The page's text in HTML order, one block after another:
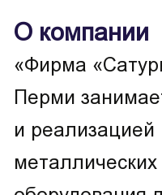
О компании
«Фирма
Перми
и реализацией